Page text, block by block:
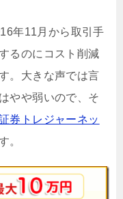
年11月から取引手
るのにコスト削減
。大きな声では言
やや弱いので、そ
券トレジャーネッ
。